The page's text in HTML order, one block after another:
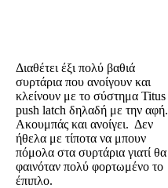
Διαθέτει έξι πολύ βαθιά
συρτάρια που ανοίγουν και
κλείνουν με το σύστημα Titus
push latch δηλαδή με την αφή.
Ακουμπάς και ανοίγει. Δεν
ήθελα με τίποτα να μπουν
πόμολα στα συρτάρια γιατί θα
φαινόταν πολύ φορτωμένο το
έπιπλο.